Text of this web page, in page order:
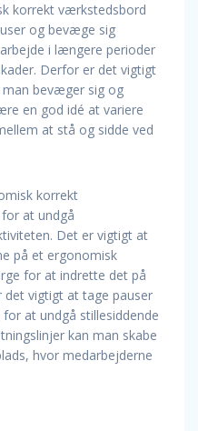
korrekt værkstedsbord
og bevæge sig
i længere perioder
Derfor er det vigtigt
bevæger sig og
en god idé at variere
at stå og sidde ved
korrekt
at undgå
Det er vigtigt at
på et ergonomisk
for at indrette det på
det vigtigt at tage pauser
at undgå stillesiddende
kan man skabe
hvor medarbejderne